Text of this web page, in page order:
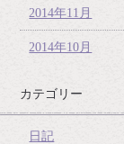
2014年11月
2014年10月
カテゴリー
日記